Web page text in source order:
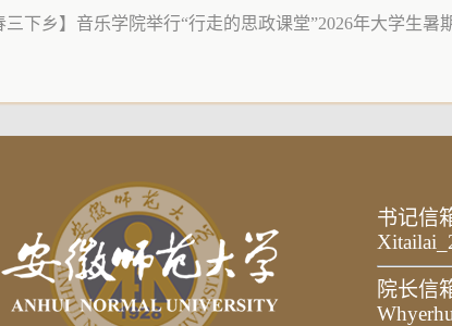
三下乡】音乐学院举行“行走的思政课堂”2026年大学生
书记信
院长信